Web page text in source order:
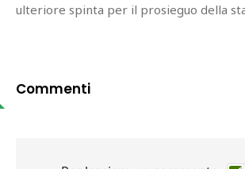
ulteriore spinta per il prosieguo della
Commenti